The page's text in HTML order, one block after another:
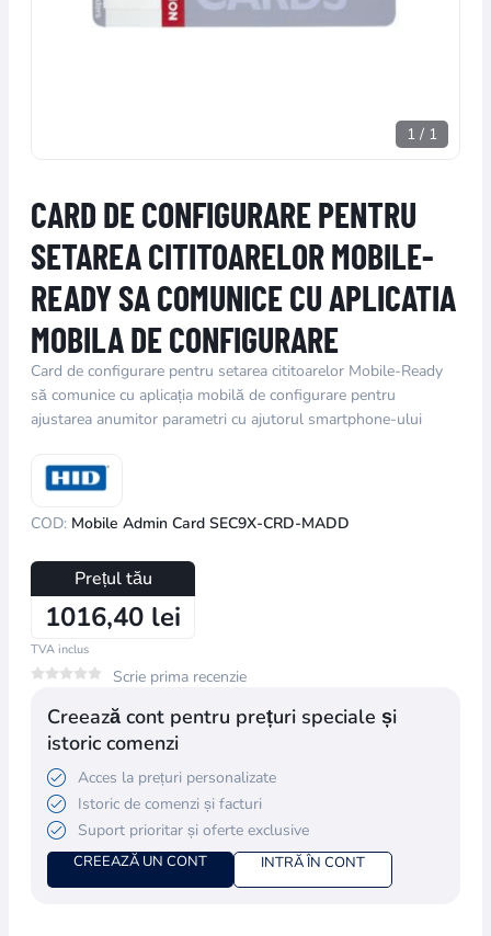
1 / 1
CARD DE CONFIGURARE PENTRU
SETAREA CITITOARELOR MOBILE-
READY SA COMUNICE CU APLICATIA
MOBILA DE CONFIGURARE
Card de configurare pentru setarea cititoarelor Mobile-Ready
să comunice cu aplicația mobilă de configurare pentru
ajustarea anumitor parametri cu ajutorul smartphone-ului
COD: Mobile Admin Card SEC9X-CRD-MADD
Prețul tău
1016,40 lei
TVA inclus
Scrie prima recenzie
Creează cont pentru prețuri speciale și
istoric comenzi
Acces la prețuri personalizate
Istoric de comenzi și facturi
Suport prioritar și oferte exclusive
CREEAZĂ UN CONT INTRĂ ÎN CONT